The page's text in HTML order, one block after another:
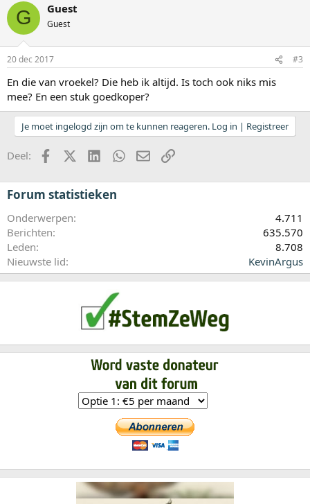
G Guest
Guest
20 dec 2017 #3
En die van vroekel? Die heb ik altijd. Is toch ook niks mis
mee? En een stuk goedkoper?
Je moet ingelogd zijn om te kunnen reageren. Log in | Registreer
Deel: FacebookX (Twitter)LinkedInWhatsApp
E-mailkoppeling
Forum statistieken
Onderwerpen
4.711
Berichten
635.570
Leden
8.708
Nieuwste lid
KevinArgus